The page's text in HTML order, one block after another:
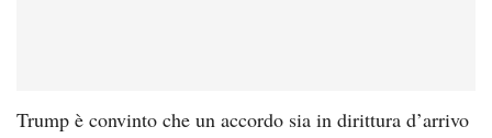
Trump è convinto che un accordo sia in dirittura d’arrivo